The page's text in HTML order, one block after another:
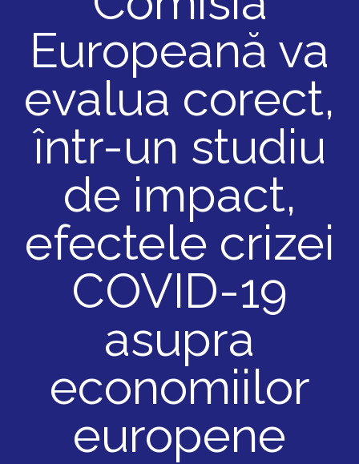
Europeană va
evalua corect,
într-un studiu
de impact,
efectele crizei
COVID-19
asupra
economiilor
europene